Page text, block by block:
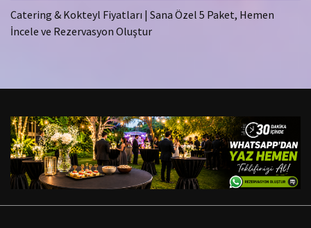
Catering & Kokteyl Fiyatları | Sana Özel 5 Paket, Hemen
İncele ve Rezervasyon Oluştur